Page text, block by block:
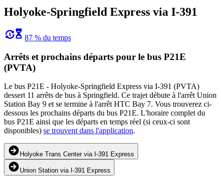
Holyoke-Springfield Express via I-391
87 % du temps
Arrêts et prochains départs pour le bus P21E
(PVTA)
Le bus P21E - Holyoke-Springfield Express via I-391 (PVTA)
dessert 11 arrêts de bus à Springfield. Ce trajet débute à l'arrêt Union
Station Bay 9 et se termine à l'arrêt HTC Bay 7. Vous trouverez ci-
dessous les prochains départs du bus P21E. L'horaire complet du
bus P21E ainsi que les départs en temps réel (si ceux-ci sont
disponibles) se trouvent dans l'application.
Holyoke Trans Center via I-391 Express
Union Station via I-391 Express